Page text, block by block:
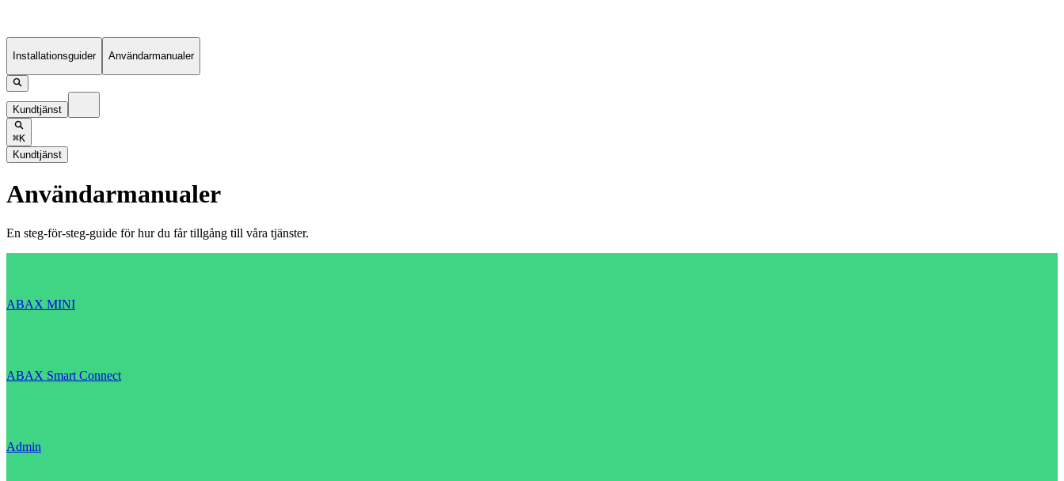
Installationsguider Användarmanualer
Kundtjänst
⌘K
Kundtjänst
Användarmanualer
En steg-för-steg-guide för hur du får tillgång till våra tjänster.
ABAX MINI
ABAX Smart Connect
Admin